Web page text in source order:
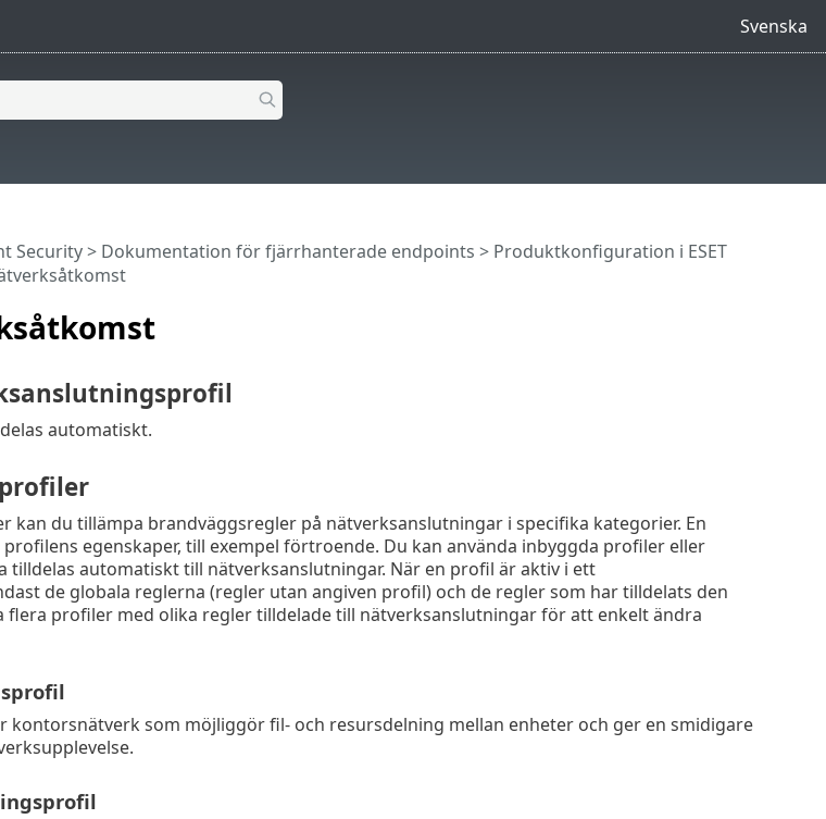
Svenska
Security> Dokumentation för fjärrhanterade endpoints > Produktkonfiguration i ESET
automatiskt.
kan du tillämpa brandväggsregler på nätverksanslutningar i specifika kategorier. En
egenskaper, till exempel förtroende. Du kan använda inbyggda profiler eller
tilldelas automatiskt till nätverksanslutningar. När en profil är aktiv i ett
de globala reglerna (regler utan angiven profil) och de regler som har tilldelats den
flera profiler med olika regler tilldelade till nätverksanslutningar för att enkelt ändra
kontorsnätverk som möjliggör fil- och resursdelning mellan enheter och ger en smidigare